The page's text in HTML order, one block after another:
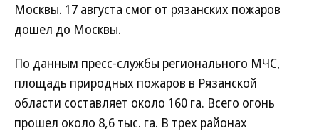
Москвы. 17 августа смог от рязанских пожаров
дошел до Москвы.
По данным пресс-службы регионального МЧС,
площадь природных пожаров в Рязанской
области составляет около 160 га. Всего огонь
прошел около 8,6 тыс. га. В трех районах